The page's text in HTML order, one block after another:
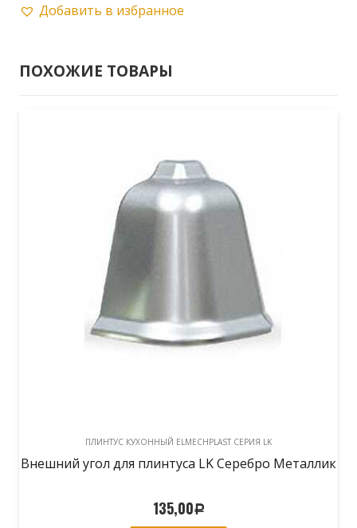
Плинтус
Добавить в избранное
ПОХОЖИЕ ТОВАРЫ
ПЛИНТУС КУХОННЫЙ ELMECHPLAST СЕРИЯ LK
Внешний угол для плинтуса LK Светло-
135,00Р